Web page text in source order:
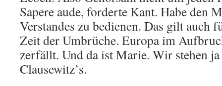
Sapere aude, forderte Kant. Habe den
Verstandes zu bedienen. Das gilt auch
Zeit der Umbrüche. Europa im
zerfällt. Und da ist Marie. Wir stehen
Clausewitz’s.